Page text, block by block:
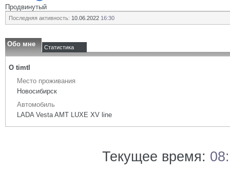
Продвинутый
Последняя активность: 10.06.2022 16:30
Обо мне Статистика
О timtl
Место проживания
Новосибирск
Автомобиль
LADA Vesta AMT LUXE XV line
Текущее время: